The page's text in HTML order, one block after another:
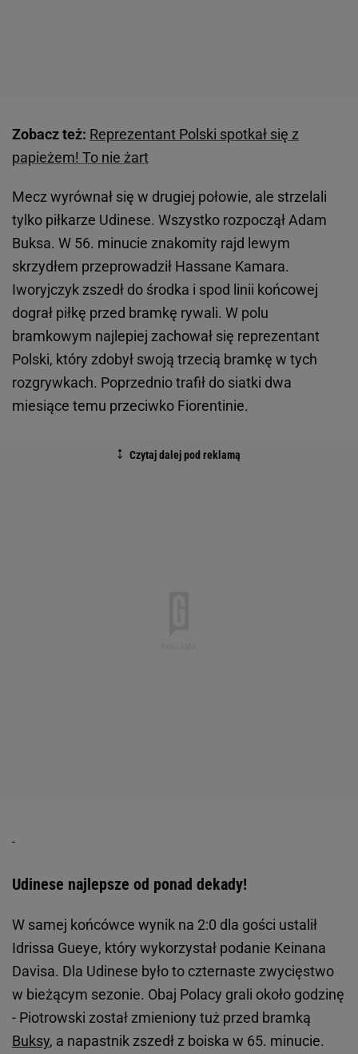
Zobacz też: Reprezentant Polski spotkał się z
papieżem! To nie żart
Mecz wyrównał się w drugiej połowie, ale strzelali
tylko piłkarze Udinese. Wszystko rozpoczął Adam
Buksa. W 56. minucie znakomity rajd lewym
skrzydłem przeprowadził Hassane Kamara.
Iworyjczyk zszedł do środka i spod linii końcowej
dograł piłkę przed bramkę rywali. W polu
bramkowym najlepiej zachował się reprezentant
Polski, który zdobył swoją trzecią bramkę w tych
rozgrywkach. Poprzednio trafił do siatki dwa
miesiące temu przeciwko Fiorentinie.
Udinese najlepsze od ponad dekady!
W samej końcówce wynik na 2:0 dla gości ustalił
Idrissa Gueye, który wykorzystał podanie Keinana
Davisa. Dla Udinese było to czternaste zwycięstwo
w bieżącym sezonie. Obaj Polacy grali około godzinę
- Piotrowski został zmieniony tuż przed bramką
Buksy, a napastnik zszedł z boiska w 65. minucie.